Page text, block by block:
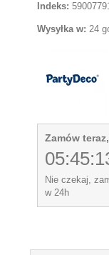
Indeks:
Wysyłka w: 24
Zamów
Nie czekaj,
w 24h